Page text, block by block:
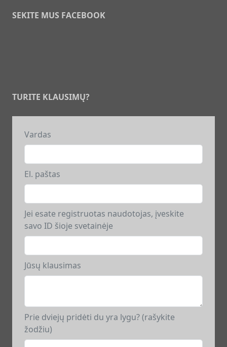
SEKITE MUS FACEBOOK
TURITE KLAUSIMŲ?
Vardas
El. paštas
Jei esate registruotas naudotojas, įveskite
savo ID šioje svetainėje
Jūsų klausimas
Prie dviejų pridėti du yra lygu? (rašykite
žodžiu)